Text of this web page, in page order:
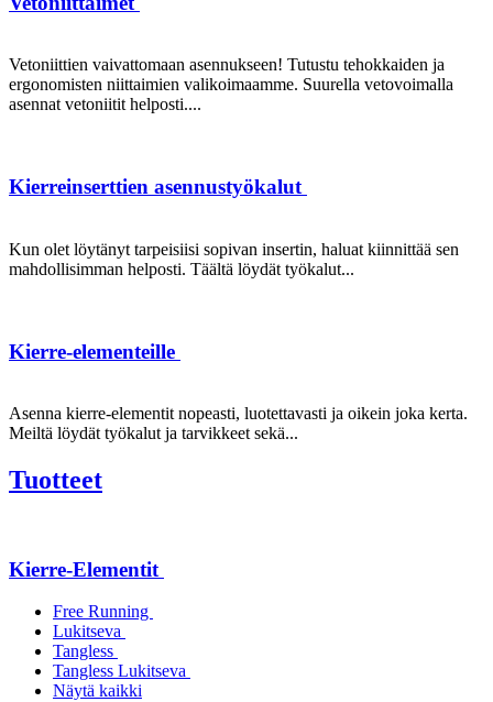
Vetoniittien vaivattomaan asennukseen! Tutustu tehokkaiden ja
ergonomisten niittaimien valikoimaamme. Suurella vetovoimalla
asennat vetoniitit helposti....
Kierreinserttien asennustyökalut
Kun olet löytänyt tarpeisiisi sopivan insertin, haluat kiinnittää sen
mahdollisimman helposti. Täältä löydät työkalut...
Kierre-elementeille
Asenna kierre-elementit nopeasti, luotettavasti ja oikein joka kerta.
Meiltä löydät työkalut ja tarvikkeet sekä...
Tuotteet
Kierre-Elementit
Free Running
Lukitseva
Tangless
Tangless Lukitseva
Näytä kaikki